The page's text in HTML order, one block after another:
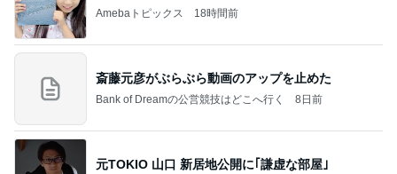
Amebaトピックス 18時間前
斎藤元彦がぶらぶら動画のアップを止めた
Bank of Dreamの公営競技はどこへ行く 8日前
元TOKIO 山口 新居地公開に｢謙虚な部屋｣